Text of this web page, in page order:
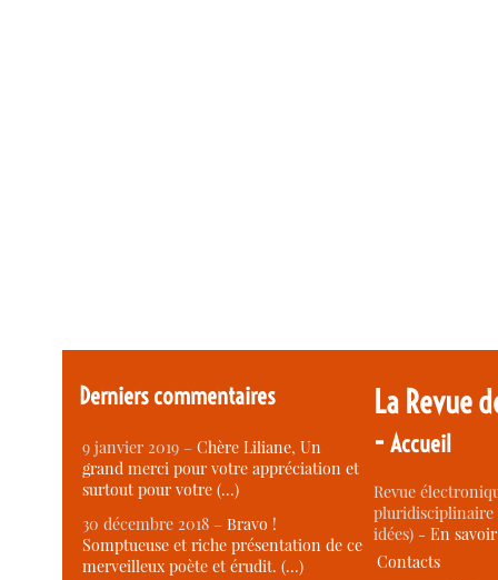
Derniers commentaires
9 janvier 2019 –Chère Liliane, Un
grand merci pour votre appréciation et
surtout pour votre (…)
30 décembre 2018 –Bravo !
Somptueuse et riche présentation de ce
merveilleux poète et érudit. (…)
La Revue
-Accueil
Revue
idées) -En
Contacts